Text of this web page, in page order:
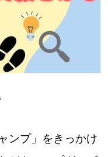
ンプ」をきっかけ